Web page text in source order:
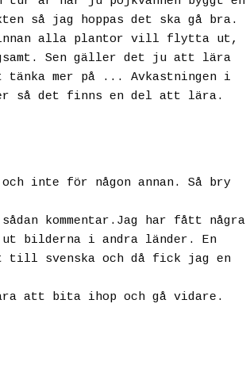
så jag hoppas det ska gå bra.
innan alla plantor vill flytta ut,
Sen gäller det ju att lära
mer på ... Avkastningen i
så det finns en del att lära.
inte för någon annan. Så bry
kommentar.Jag har fått några
ut bilderna i andra länder. En
till svenska och då fick jag en
att bita ihop och gå vidare.